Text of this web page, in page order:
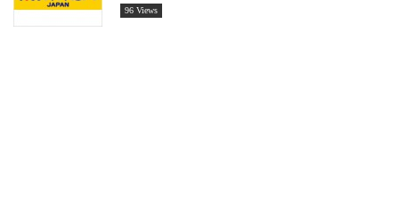
96 Views